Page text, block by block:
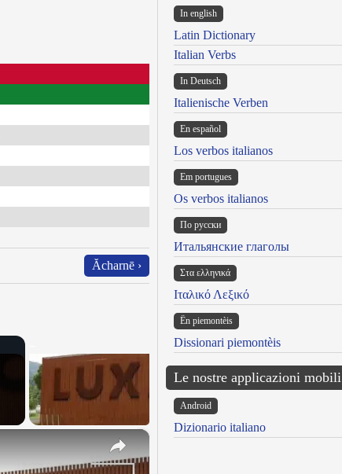
Ăcharnē ›
×
In english
Latin Dictionary
Italian Verbs
In Deutsch
Italienische Verben
En español
Los verbos italianos
Em portugues
Os verbos italianos
По русски
Итальянские глаголы
Στα ελληνικά
Ιταλικό Λεξικό
Ën piemontèis
Dissionari piemontèis
Le nostre applicazioni mobili
Android
Dizionario italiano